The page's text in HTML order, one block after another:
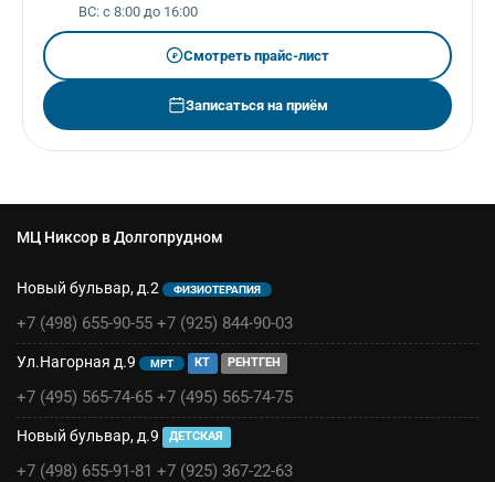
ВС: с 8:00 до 16:00
₽ Смотреть прайс-лист
Записаться на приём
МЦ Никсор в Долгопрудном
Новый бульвар, д.2 ФИЗИОТЕРАПИЯ
+7 (498) 655-90-55 +7 (925) 844-90-03
Ул.Нагорная д.9 МРТ КТ РЕНТГЕН
+7 (495) 565-74-65 +7 (495) 565-74-75
Новый бульвар, д.9 ДЕТСКАЯ
+7 (498) 655-91-81 +7 (925) 367-22-63